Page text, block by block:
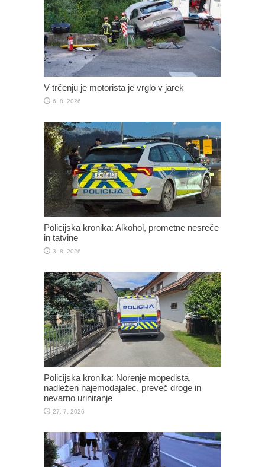
V trčenju je motorista je vrglo v jarek
6. 8. 2026
Policijska kronika: Alkohol, prometne nesreče
in tatvine
3. 8. 2026
Policijska kronika: Norenje mopedista,
nadležen najemodajalec, preveč droge in
nevarno uriniranje
27. 7. 2026